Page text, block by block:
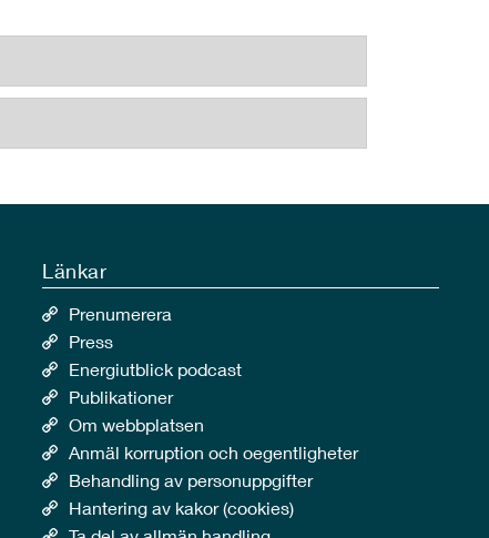
Länkar
Prenumerera
Press
Energiutblick podcast
Publikationer
Om webbplatsen
Anmäl korruption och oegentligheter
Behandling av personuppgifter
Hantering av kakor (cookies)